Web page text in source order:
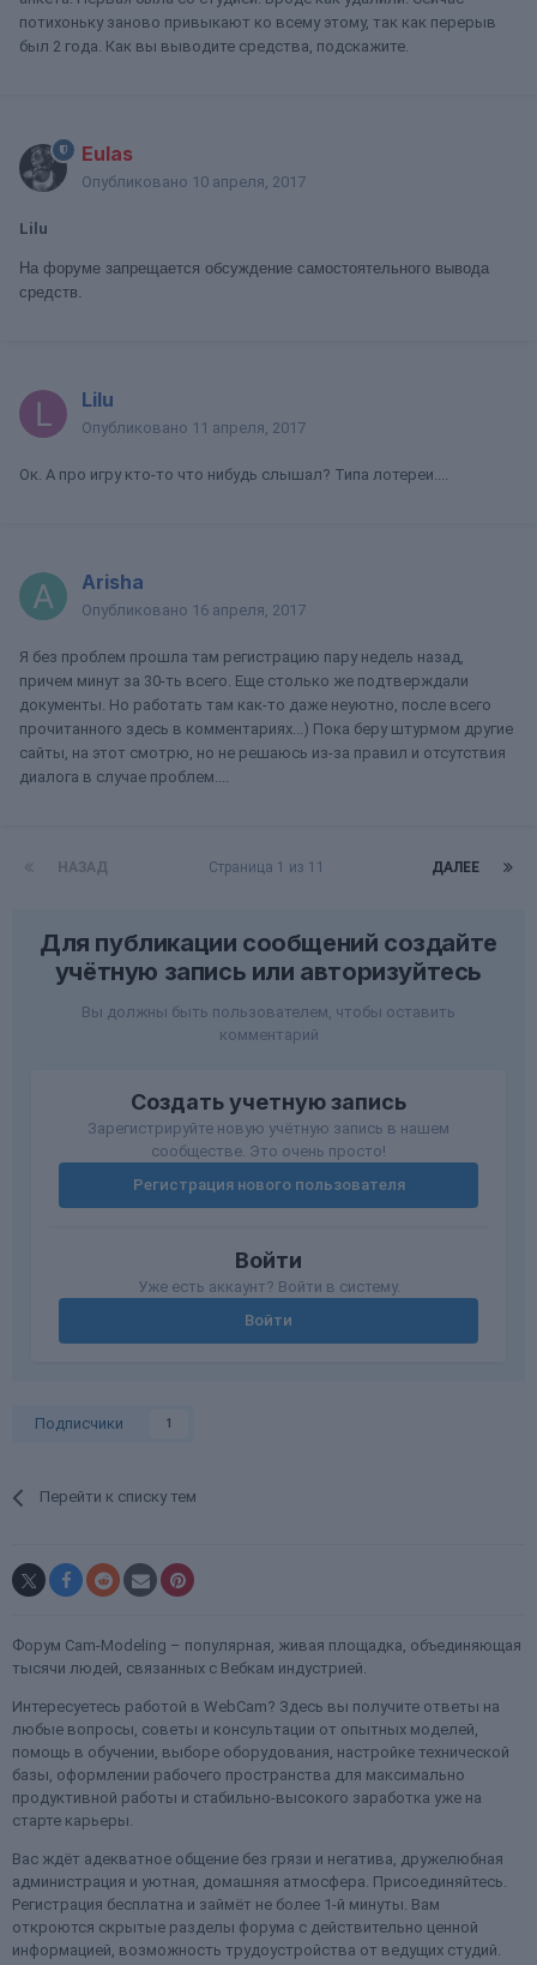
потихоньку заново привыкают ко всему этому, так как перерыв
был 2 года. Как вы выводите средства, подскажите.
Eulas
Опубликовано 10 апреля, 2017
Lilu
На форуме запрещается обсуждение самостоятельного вывода
средств.
Lilu
Опубликовано 11 апреля, 2017
Ок. А про игру кто-то что нибудь слышал? Типа лотереи....
Arisha
Опубликовано 16 апреля, 2017
Я без проблем прошла там регистрацию пару недель назад,
причем минут за 30-ть всего. Еще столько же подтверждали
документы. Но работать там как-то даже неуютно, после всего
прочитанного здесь в комментариях...) Пока беру штурмом другие
сайты, на этот смотрю, но не решаюсь из-за правил и отсутствия
диалога в случае проблем....
НАЗАД ДАЛЕЕ
Страница 1 из 11
Для публикации сообщений создайте
учётную запись или авторизуйтесь
Вы должны быть пользователем, чтобы оставить
комментарий
Создать учетную запись
Зарегистрируйте новую учётную запись в нашем
сообществе. Это очень просто!
Регистрация нового пользователя
Войти
Уже есть аккаунт? Войти в систему.
Войти
Подписчики 1
Перейти к списку тем
Форум Cam-Modeling – популярная, живая площадка, объединяющая
тысячи людей, связанных с Вебкам индустрией.
Интересуетесь работой в WebCam? Здесь вы получите ответы на
любые вопросы, советы и консультации от опытных моделей,
помощь в обучении, выборе оборудования, настройке технической
базы, оформлении рабочего пространства для максимально
продуктивной работы и стабильно-высокого заработка уже на
старте карьеры.
Вас ждёт адекватное общение без грязи и негатива, дружелюбная
администрация и уютная, домашняя атмосфера. Присоединяйтесь.
Регистрация бесплатна и займёт не более 1-й минуты. Вам
откроются скрытые разделы форума с действительно ценной
информацией, возможность трудоустройства от ведущих студий.